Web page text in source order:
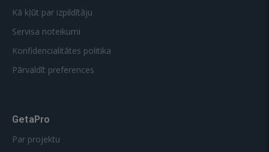
Kā kļūt par izpildītāju
Servisa noteikumi
Konfidencialitātes politika
Pārvaldīt preferences
GetaPro
Par projektu